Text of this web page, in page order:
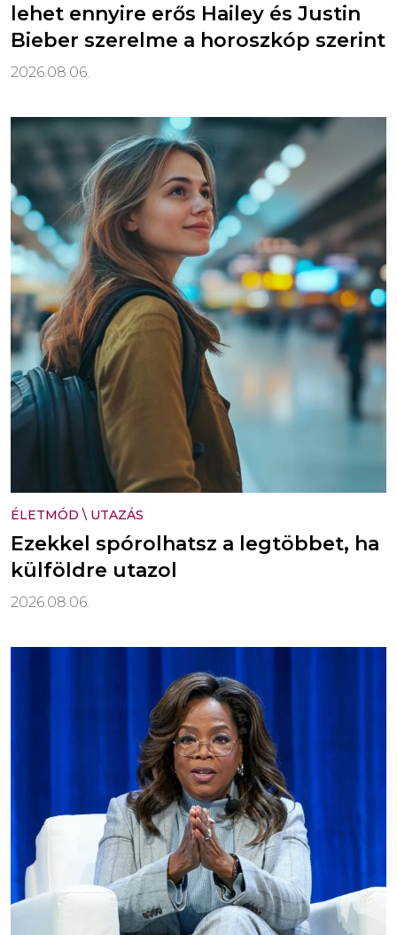
lehet ennyire erős Hailey és Justin
Bieber szerelme a horoszkóp szerint
2026.08.06.
ÉLETMÓD \ UTAZÁS
Ezekkel spórolhatsz a legtöbbet, ha
külföldre utazol
2026.08.06.